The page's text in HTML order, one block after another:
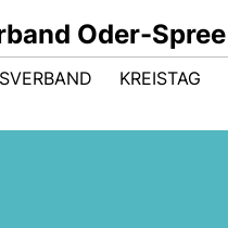
Oder-Spree
KREISTAG